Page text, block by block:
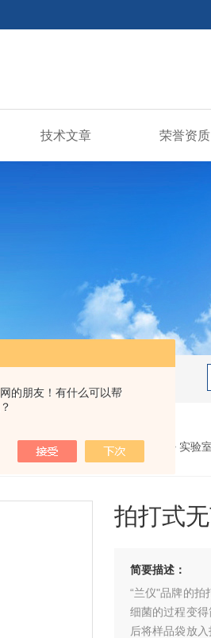
的朋友！有什么可以帮
技术文章 荣誉资质
您的位置： 网站首页>产品展示 > 实验
拍打式
简要描述：
“兰仪"品牌的拍
细菌的过程变
后将样品袋放